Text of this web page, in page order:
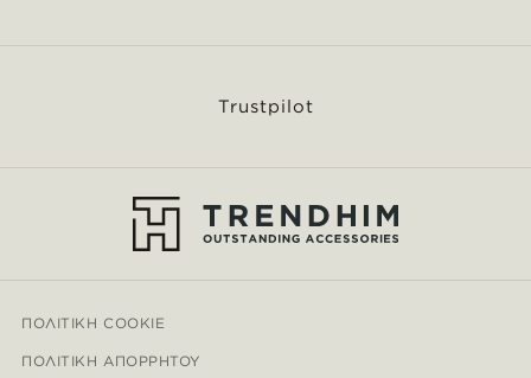
Trustpilot
ΠΟΛΙΤΙΚΉ COOKIE
ΠΟΛΙΤΙΚΉ ΑΠΟΡΡΉΤΟΥ